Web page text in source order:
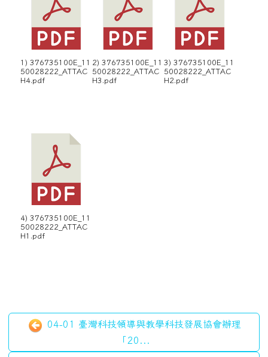
1) 376735100E_11
50028222_ATTAC
H4.pdf
2) 376735100E_11
50028222_ATTAC
H3.pdf
3) 376735100E_11
50028222_ATTAC
H2.pdf
4) 376735100E_11
50028222_ATTAC
H1.pdf
04-01 臺灣科技領導與教學科技發展協會辦理
「20...